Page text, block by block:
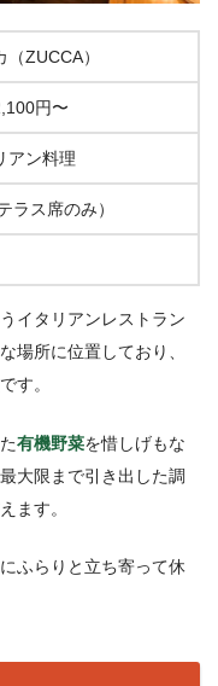
（ZUCCA）
円〜
アン料理
ラス席のみ）
イタリアンレストラン
場所に位置しており、
す。
有機野菜を惜しげもな
大限まで引き出した調
ます。
ふらりと立ち寄って休